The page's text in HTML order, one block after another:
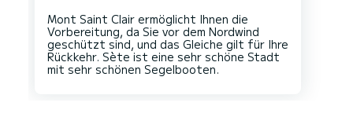
Mont Saint Clair ermöglicht Ihnen die
Vorbereitung, da Sie vor dem Nordwind
geschützt sind, und das Gleiche gilt für Ihre
Rückkehr. Sète ist eine sehr schöne Stadt